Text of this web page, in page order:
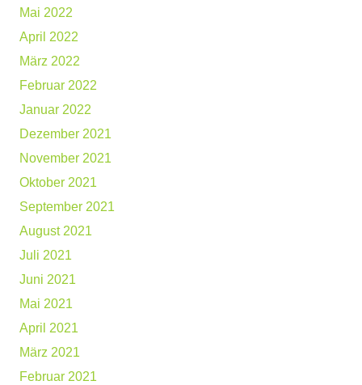
Mai 2022
April 2022
März 2022
Februar 2022
Januar 2022
Dezember 2021
November 2021
Oktober 2021
September 2021
August 2021
Juli 2021
Juni 2021
Mai 2021
April 2021
März 2021
Februar 2021